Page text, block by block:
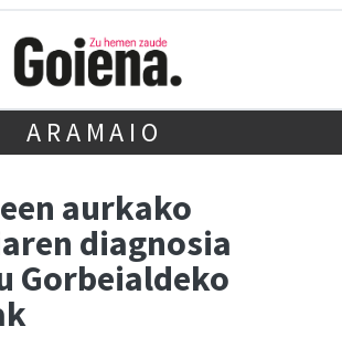
ARAMAIO
aurkako
diagnosia
Gorbeialdeko